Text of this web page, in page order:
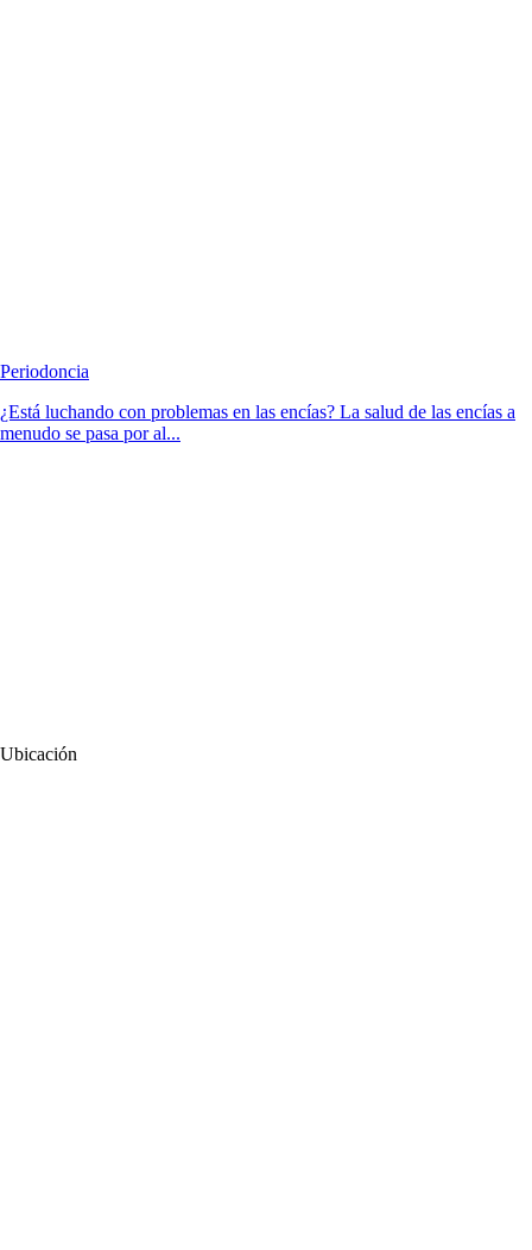
Periodoncia
¿Está luchando con problemas en las encías? La salud de las encías a
menudo se pasa por al...
Ubicación